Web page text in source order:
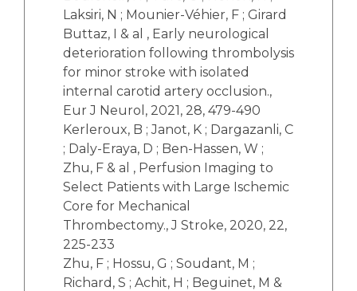
Laksiri, N ; Mounier-Véhier, F ; Girard
Buttaz, I & al , Early neurological
deterioration following thrombolysis
for minor stroke with isolated
internal carotid artery occlusion.,
Eur J Neurol, 2021, 28, 479-490
Kerleroux, B ; Janot, K ; Dargazanli, C
; Daly-Eraya, D ; Ben-Hassen, W ;
Zhu, F & al , Perfusion Imaging to
Select Patients with Large Ischemic
Core for Mechanical
Thrombectomy., J Stroke, 2020, 22,
225-233
Zhu, F ; Hossu, G ; Soudant, M ;
Richard, S ; Achit, H ; Beguinet, M &